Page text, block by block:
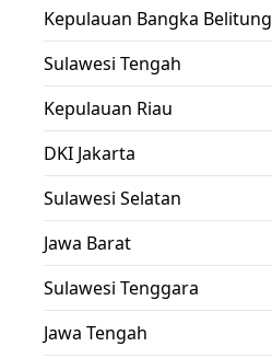
Kepulauan Bangka Belitung
Sulawesi Tengah
Kepulauan Riau
DKI Jakarta
Sulawesi Selatan
Jawa Barat
Sulawesi Tenggara
Jawa Tengah